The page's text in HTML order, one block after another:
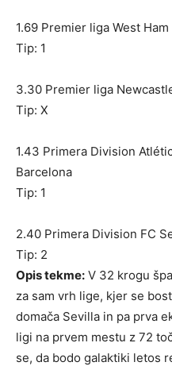
1.69 Premier liga West
Tip: 1
3.30 Premier liga
Tip: X
1.43 Primera Division
Barcelona
Tip: 1
2.40 Primera Division FC
Tip: 2
Opis tekme: V 32 krogu
za sam vrh lige, kjer se
domača Sevilla in pa prva
ligi na prvem mestu z 72
se, da bodo galaktiki letos